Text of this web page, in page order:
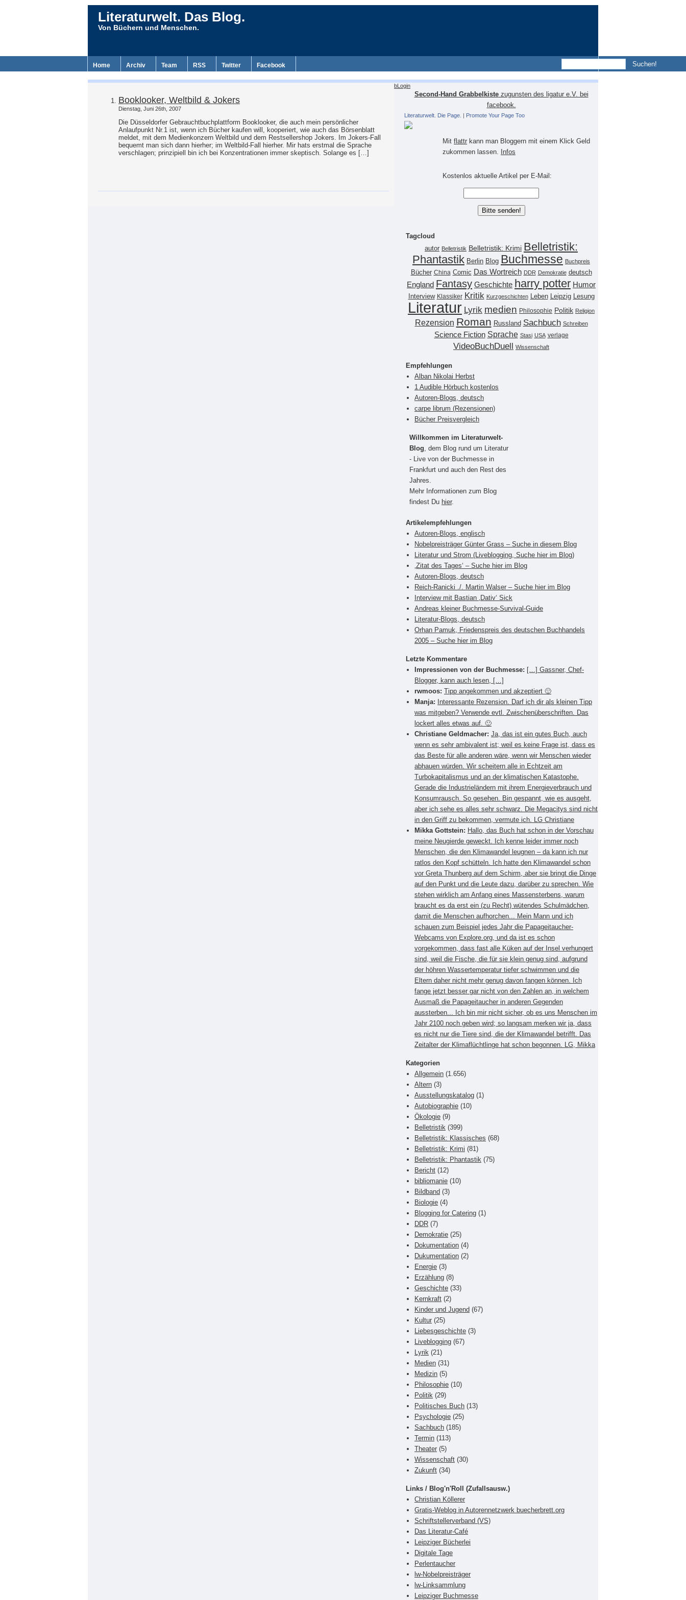
Literaturwelt. Das Blog.
Von Büchern und Menschen.
Home Archiv Team RSS Twitter Facebook
Booklooker, Weltbild & Jokers
Dienstag, Juni 26th, 2007
Die Düsseldorfer Gebrauchtbuchplattform Booklooker, die auch mein persönlicher
Anlaufpunkt Nr.1 ist, wenn ich Bücher kaufen will, kooperiert, wie auch das Börsenblatt
meldet, mit dem Medienkonzern Weltbild und dem Restsellershop Jokers. Im Jokers-Fall
bequemt man sich dann hierher; im Weltbild-Fall hierher. Mir hats erstmal die Sprache
verschlagen; prinzipiell bin ich bei Konzentrationen immer skeptisch. Solange es […]
bLogin
Second-Hand Grabbelkistezugunsten des ligatur e.V. bei
facebook.
Literaturwelt. Die Page. | Promote Your Page Too
Mit flattr kann man Bloggern mit einem Klick Geld
zukommen lassen.
Infos
Kostenlos aktuelle Artikel per E-Mail:
Tagcloud
autor Belletristik Belletristik: Krimi Belletristik:
Phantastik Berlin Blog Buchmesse Buchpreis
Bücher China Comic Das Wortreich DDR Demokratie deutsch
England Fantasy Geschichte harry potter Humor
Interview Klassiker Kritik Kurzgeschichten Leben Leipzig Lesung
Literatur Lyrik medien Philosophie Politik Religion
Rezension Roman Russland Sachbuch Schreiben
Science Fiction Sprache Stasi USA verlage
VideoBuchDuell Wissenschaft
Empfehlungen
Alban Nikolai Herbst
1 Audible Hörbuch kostenlos
Autoren-Blogs, deutsch
carpe librum (Rezensionen)
Bücher Preisvergleich
Willkommen im Literaturwelt-
Blog , dem Blog rund um Literatur
- Live von der Buchmesse in
Frankfurt und auch den Rest des
Jahres.
Mehr Informationen zum Blog
findest Du hier.
Artikelempfehlungen
Autoren-Blogs, englisch
Nobelpreisträger Günter Grass – Suche in diesem Blog
Literatur und Strom (Liveblogging, Suche hier im Blog)
‚Zitat des Tages‘ – Suche hier im Blog
Autoren-Blogs, deutsch
Reich-Ranicki ./. Martin Walser – Suche hier im Blog
Interview mit Bastian ‚Dativ‘ Sick
Andreas kleiner Buchmesse-Survival-Guide
Literatur-Blogs, deutsch
Orhan Pamuk, Friedenspreis des deutschen Buchhandels
2005 – Suche hier im Blog
Letzte Kommentare
Impressionen von der Buchmesse: […] Gassner, Chef-
Blogger, kann auch lesen, […]
rwmoos: Tipp angekommen und akzeptiert 🙂
Manja:
Interessante Rezension. Darf ich dir als kleinen Tipp
was mitgeben? Verwende evtl. Zwischenüberschriften. Das
lockert alles etwas auf. 🙂
Christiane Geldmacher: Ja, das ist ein gutes Buch, auch
wenn es sehr ambivalent ist; weil es keine Frage ist, dass es
das Beste für alle anderen wäre, wenn wir Menschen wieder
abhauen würden. Wir scheitern alle in Echtzeit am
Turbokapitalismus und an der klimatischen Katastophe.
Gerade die Industrieländern mit ihrem Energieverbrauch und
Konsumrausch. So gesehen. Bin gespannt, wie es ausgeht,
aber ich sehe es alles sehr schwarz. Die Megacitys sind nicht
in den Griff zu bekommen, vermute ich. LG Christiane
Mikka Gottstein: Hallo, das Buch hat schon in der Vorschau
meine Neugierde geweckt. Ich kenne leider immer noch
Menschen, die den Klimawandel leugnen – da kann ich nur
ratlos den Kopf schütteln. Ich hatte den Klimawandel schon
vor Greta Thunberg auf dem Schirm, aber sie bringt die Dinge
auf den Punkt und die Leute dazu, darüber zu sprechen. Wie
stehen wirklich am Anfang eines Massensterbens, warum
braucht es da erst ein (zu Recht) wütendes Schulmädchen,
damit die Menschen aufhorchen... Mein Mann und ich
schauen zum Beispiel jedes Jahr die Papageitaucher-
Webcams von Explore.org, und da ist es schon
vorgekommen, dass fast alle Küken auf der Insel verhungert
sind, weil die Fische, die für sie klein genug sind, aufgrund
der höhren Wassertemperatur tiefer schwimmen und die
Eltern daher nicht mehr genug davon fangen können. Ich
fange jetzt besser gar nicht von den Zahlen an, in welchem
Ausmaß die Papageitaucher in anderen Gegenden
aussterben... Ich bin mir nicht sicher, ob es uns Menschen im
Jahr 2100 noch geben wird; so langsam merken wir ja, dass
es nicht nur die Tiere sind, die der Klimawandel betrifft. Das
Zeitalter der Klimaflüchtlinge hat schon begonnen. LG, Mikka
Kategorien
Allgemein (1.656)
Altern (3)
Ausstellungskatalog (1)
Autobiographie (10)
Ökologie (9)
Belletristik (399)
Belletristik: Klassisches (68)
Belletristik: Krimi (81)
Belletristik: Phantastik (75)
Bericht (12)
bibliomanie (10)
Bildband (3)
Biologie (4)
Blogging for Catering (1)
DDR (7)
Demokratie (25)
Dokumentation (4)
Dukumentation (2)
Energie (3)
Erzählung (8)
Geschichte (33)
Kernkraft (2)
Kinder und Jugend (67)
Kultur (25)
Liebesgeschichte (3)
Liveblogging (67)
Lyrik (21)
Medien (31)
Medizin (5)
Philosophie (10)
Politik (29)
Politisches Buch (13)
Psychologie (25)
Sachbuch (185)
Termin (113)
Theater (5)
Wissenschaft (30)
Zukunft (34)
Links / Blog'n'Roll (Zufallsausw.)
Christian Köllerer
Gratis-Weblog in Autorennetzwerk buecherbrett.org
Schriftstellerverband (VS)
Das Literatur-Café
Leipziger Bücherlei
Digitale Tage
Perlentaucher
lw-Nobelpreisträger
lw-Linksammlung
Leipziger Buchmesse